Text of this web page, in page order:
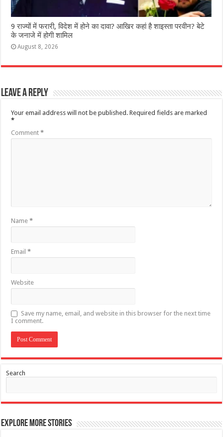
9 राज्‍यों में फरारी, व‍िदेश में होने का दावा? आख‍िर कहां है शाइस्‍ता परवीन? बेटे
के जनाजे में होगी शामिल
August 8, 2026
Leave a Reply
Your email address will not be published. Required fields are marked
*
Comment*
Name*
Email*
Website
Save my name, email, and website in this browser for the next time
I comment.
Search
Explore More Stories